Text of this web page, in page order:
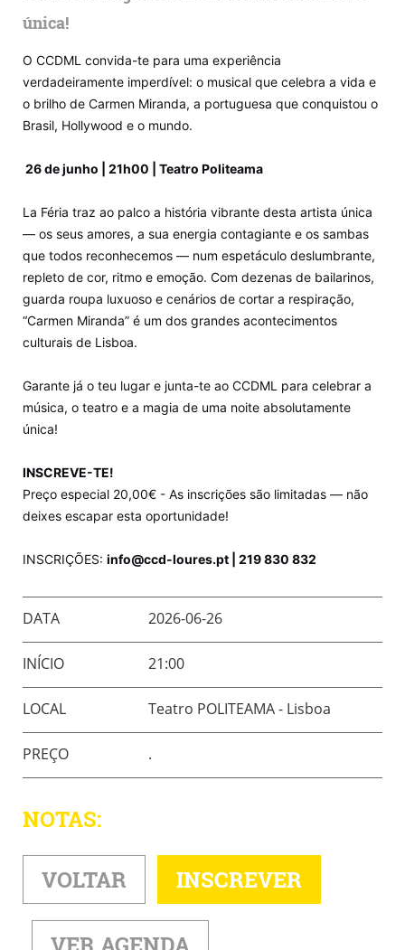
única!
O CCDML convida-te para uma experiência
verdadeiramente imperdível: o musical que celebra a vida e
o brilho de Carmen Miranda, a portuguesa que conquistou o
Brasil, Hollywood e o mundo.
26 de junho | 21h00 | Teatro Politeama
La Féria traz ao palco a história vibrante desta artista única
— os seus amores, a sua energia contagiante e os sambas
que todos reconhecemos — num espetáculo deslumbrante,
repleto de cor, ritmo e emoção. Com dezenas de bailarinos,
guarda roupa luxuoso e cenários de cortar a respiração,
“Carmen Miranda” é um dos grandes acontecimentos
culturais de Lisboa.
Garante já o teu lugar e junta-te ao CCDML para celebrar a
música, o teatro e a magia de uma noite absolutamente
única!
INSCREVE-TE!
Preço especial 20,00€ - As inscrições são limitadas — não
deixes escapar esta oportunidade!
INSCRIÇÕES: info@ccd-loures.pt | 219 830 832
DATA 2026-06-26
INÍCIO 21:00
LOCAL Teatro POLITEAMA - Lisboa
PREÇO .
NOTAS:
VOLTAR INSCREVER
VER AGENDA